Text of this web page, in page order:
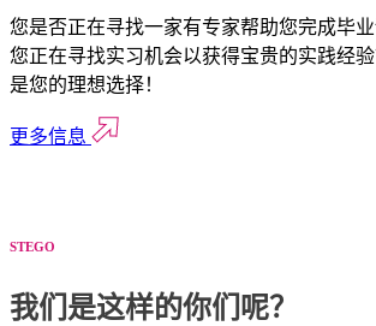
您是否正在寻找一家有专家帮助您完成毕
您正在寻找实习机会以获得宝贵的实践经
是您的理想选择！
更多信息
STEGO
我们是这样的你们呢？